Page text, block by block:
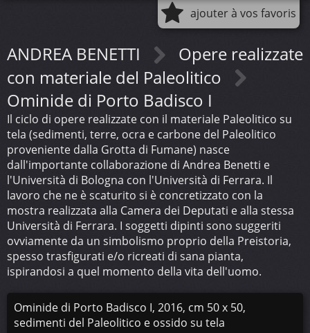
ajouter à vos favoris
ANDREA BENETTI
Opere realizzate
con materiale del Paleolitico
Ominide di Porto Badisco I
Il ciclo di opere realizzate con il materiale Paleolitico su
tela (sedimenti, terre, ocra e carbone del Paleolitico
proveniente dalla Grotta di Fumane) nasce
dall'importante collaborazione di Andrea Benetti e
l'Università di Bologna con l'Università di Ferrara. Il
lavoro che ne è scaturito si è concretizzato con la
mostra realizzata alla Camera dei Deputati e alla stessa
Università di Ferrara. I soggetti dipinti sono suggeriti
ovviamente da un simbolismo proprio della Preistoria,
spesso trasfigurati e/o ricreati di sana pianta,
ispirandosi a quel momento della vita dell'uomo.
Ominide di Porto Badisco I, 2016, cm 50 x 50,
sedimenti del Paleolitico e ossido su tela